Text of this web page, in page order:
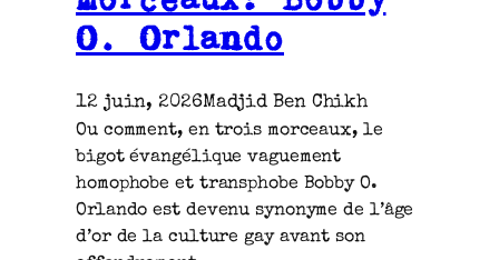
O. Orlando
12 juin, 2026Madjid Ben Chikh
Ou comment, en trois morceaux, le
bigot évangélique vaguement
homophobe et transphobe Bobby O.
Orlando est devenu synonyme de l’âge
d’or de la culture gay avant son